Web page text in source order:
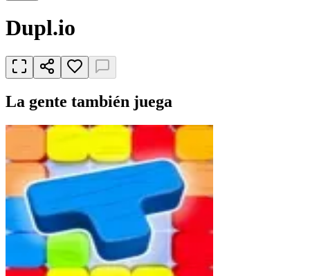
Dupl.io
La gente también juega